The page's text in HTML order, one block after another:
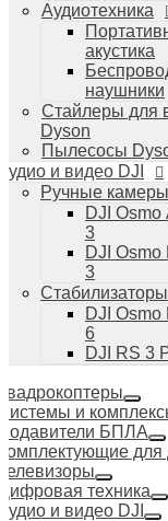
Аудиотехника
акустика
наушники
Стайлеры для
Dyson
Пылесосы
и видео DJI
Ручные камеры
DJI Osmo
3
DJI Osmo
3
Стабилизаторы
DJI Osmo
6
DJI RS 3
и
БПЛА
для
техника
и видео DJI